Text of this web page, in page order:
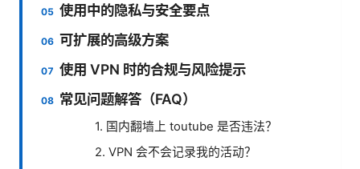
使用中的隐私与安全要点
可扩展的高级方案
使用 VPN 时的合规与风险提示
常见问题解答（FAQ）
1. 国内翻墙上 toutube 是否违法？
2. VPN 会不会记录我的活动？